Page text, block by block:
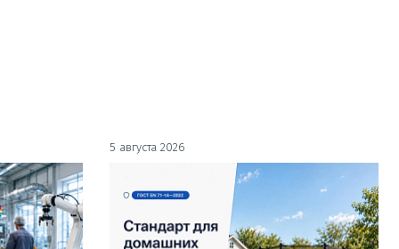
5 августа 2026